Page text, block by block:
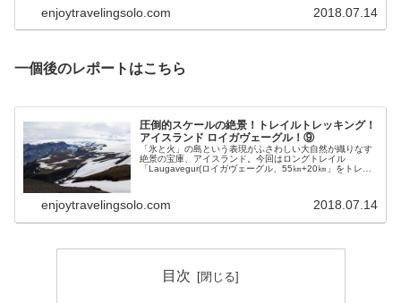
enjoytravelingsolo.com 2018.07.14
一個後のレポートはこちら
圧倒的スケールの絶景！トレイルトレッキング！
アイスランド ロイガヴェーグル！⑨
「氷と火」の島という表現がふさわしい大自然が織りなす
絶景の宝庫、アイスランド。今回はロングトレイル
「Laugavegur(ロイガヴェーグル、55㎞+20㎞」をトレッ
enjoytravelingsolo.com 2018.07.14
目次